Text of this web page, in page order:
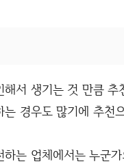
서 생기는 것 만큼
경우도 많기에 추천
는 업체에서는 누군